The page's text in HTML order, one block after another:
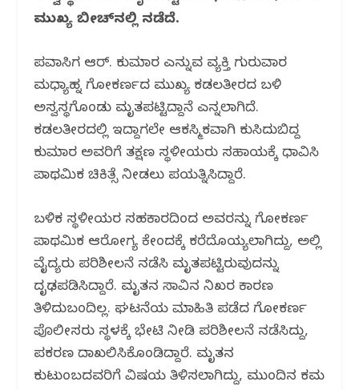
o
o
k
p
p
m
ಮುಖ್ಯ ಬೀಚ್‌ನಲ್ಲಿ ನಡೆದಿದೆ.
ಪ್ರವಾಸಿಗ ಆರ್. ಕುಮಾರ ಎನ್ನುವ ವ್ಯಕ್ತಿ ಗುರುವಾರ
ಮಧ್ಯಾಹ್ನ ಗೋಕರ್ಣದ ಮುಖ್ಯ ಕಡಲತೀರದ ಬಳಿ
ಅಸ್ವಸ್ಥಗೊಂಡು ಮೃತಪಟ್ಟಿದ್ದಾನೆ ಎನ್ನಲಾಗಿದೆ.
ಕಡಲತೀರದಲ್ಲಿ ಇದ್ದಾಗಲೇ ಆಕಸ್ಮಿಕವಾಗಿ ಕುಸಿದುಬಿದ್ದ
ಕುಮಾರ ಅವರಿಗೆ ತಕ್ಷಣ ಸ್ಥಳೀಯರು ಸಹಾಯಕ್ಕೆ ಧಾವಿಸಿ
ಪ್ರಾಥಮಿಕ ಚಿಕಿತ್ಸೆ ನೀಡಲು ಪ್ರಯತ್ನಿಸಿದ್ದಾರೆ.
ಬಳಿಕ ಸ್ಥಳೀಯರ ಸಹಕಾರದಿಂದ ಅವರನ್ನು ಗೋಕರ್ಣ
ಪ್ರಾಥಮಿಕ ಆರೋಗ್ಯ ಕೇಂದ್ರಕ್ಕೆ ಕರೆದೊಯ್ಯಲಾಗಿದ್ದು, ಅಲ್ಲಿ
ವೈದ್ಯರು ಪರಿಶೀಲನೆ ನಡೆಸಿ ಮೃತಪಟ್ಟಿರುವುದನ್ನು
ದೃಢಪಡಿಸಿದ್ದಾರೆ. ಮೃತನ ಸಾವಿನ ನಿಖರ ಕಾರಣ
ತಿಳಿದುಬಂದಿಲ್ಲ. ಘಟನೆಯ ಮಾಹಿತಿ ಪಡೆದ ಗೋಕರ್ಣ
ಪೊಲೀಸರು ಸ್ಥಳಕ್ಕೆ ಭೇಟಿ ನೀಡಿ ಪರಿಶೀಲನೆ ನಡೆಸಿದ್ದು,
ಪ್ರಕರಣ ದಾಖಲಿಸಿಕೊಂಡಿದ್ದಾರೆ. ಮೃತನ
ಕುಟುಂಬದವರಿಗೆ ವಿಷಯ ತಿಳಿಸಲಾಗಿದ್ದು, ಮುಂದಿನ ಕ್ರಮ